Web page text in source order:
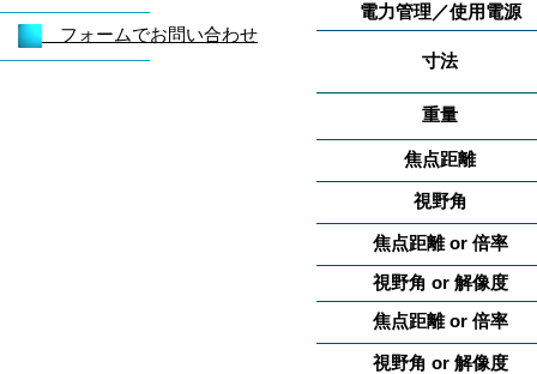
フォームでお問い合わせ
電力管理／使用電源
寸法
重量
焦点距離
視野角
焦点距離 or 倍率
視野角 or 解像度
焦点距離 or 倍率
視野角 or 解像度